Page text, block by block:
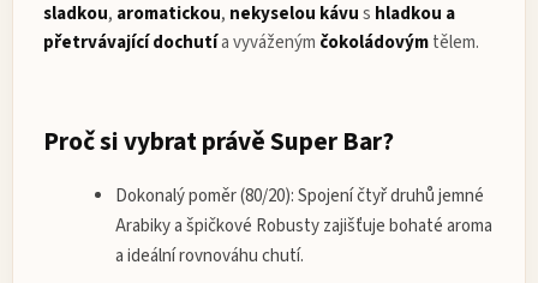
sladkou, aromatickou, nekyselou kávus hladkou a
přetrvávající dochutía vyváženým čokoládovýmtělem.
Proč si vybrat právě Super Bar?
Dokonalý poměr (80/20):Spojení čtyř druhů jemné
Arabiky a špičkové Robusty zajišťuje bohaté aroma
a ideální rovnováhu chutí.